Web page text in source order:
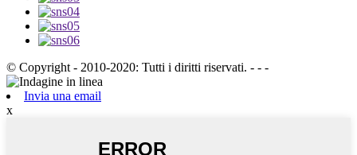
© Copyright - 2010-2020: Tutti i diritti riservati. - - -
Invia una email
x